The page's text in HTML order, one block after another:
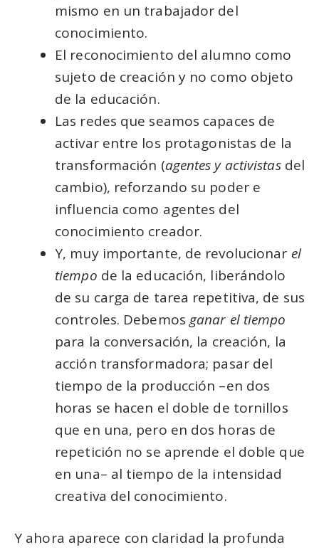
mismo en un trabajador del
conocimiento.
El reconocimiento del alumno como
sujeto de creación y no como objeto
de la educación.
Las redes que seamos capaces de
activar entre los protagonistas de la
transformación (agentes y activistasdel
cambio), reforzando su poder e
influencia como agentes del
conocimiento creador.
Y, muy importante, de revolucionar el
tiempo de la educación, liberándolo
de su carga de tarea repetitiva, de sus
controles. Debemos ganar el tiempo
para la conversación, la creación, la
acción transformadora; pasar del
tiempo de la producción –en dos
horas se hacen el doble de tornillos
que en una, pero en dos horas de
repetición no se aprende el doble que
en una– al tiempo de la intensidad
creativa del conocimiento.
Y ahora aparece con claridad la profunda